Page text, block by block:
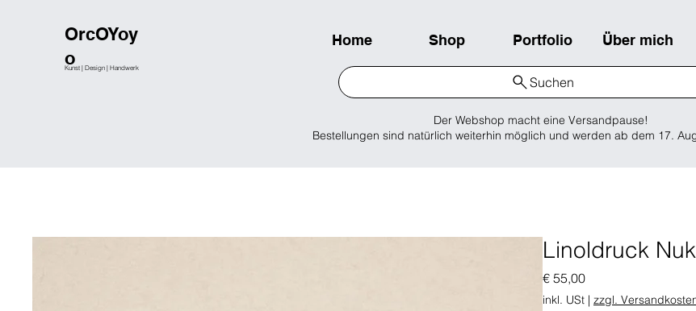
Kunst | Design | Handwerk
OrcOYoy
o
Der Webshop macht eine Versandpause!
Bestellungen sind natürlich weiterhin möglich und werden ab dem 17.
Home Shop Portfolio Über mich
Suchen
Linoldruck
€ 55,00Preis
inkl. USt | zzgl.